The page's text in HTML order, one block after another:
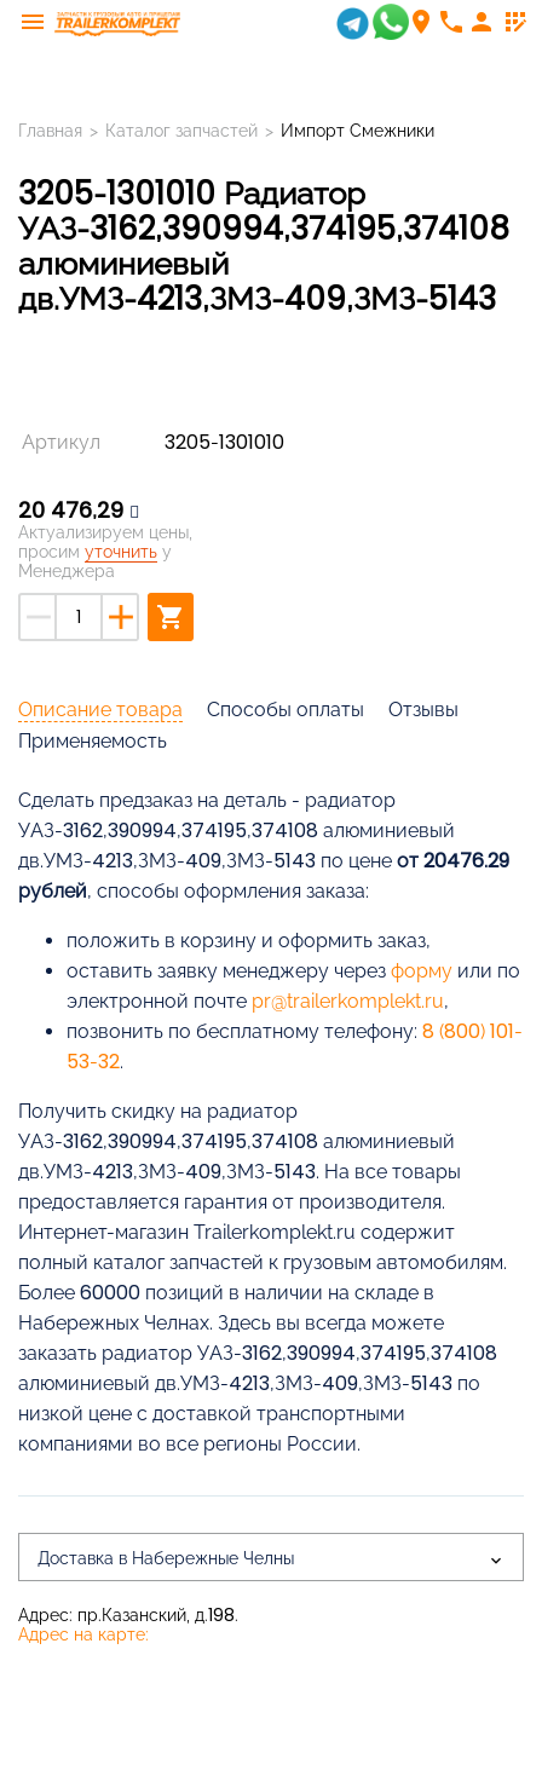
menu room phone person app_registration
Главная > Каталог запчастей > Импорт Смежники
3205-1301010 Радиатор
УАЗ-3162,390994,374195,374108
алюминиевый
дв.УМЗ-4213,ЗМЗ-409,ЗМЗ-5143
Артикул 3205-1301010
20 476,29
Актуализируем цены,
просим уточнить у
Менеджера
remove add shopping_cart
Описание товара Способы оплаты
Отзывы
Применяемость
Cделать предзаказ на деталь - радиатор
УАЗ-3162,390994,374195,374108 алюминиевый
дв.УМЗ-4213,ЗМЗ-409,ЗМЗ-5143 по цене от 20476.29
рублей, способы оформления заказа:
положить в корзину и оформить заказ,
оставить заявку менеджеру через форму или по
электронной почте pr@trailerkomplekt.ru,
позвонить по бесплатному телефону: 8 (800) 101-
53-32.
Получить скидку на радиатор
УАЗ-3162,390994,374195,374108 алюминиевый
дв.УМЗ-4213,ЗМЗ-409,ЗМЗ-5143. На все товары
предоставляется гарантия от производителя.
Интернет-магазин Trailerkomplekt.ru содержит
полный каталог запчастей к грузовым автомобилям.
Более 60000 позиций в наличии на складе в
Набережных Челнах. Здесь вы всегда можете
заказать радиатор УАЗ-3162,390994,374195,374108
алюминиевый дв.УМЗ-4213,ЗМЗ-409,ЗМЗ-5143 по
низкой цене с доставкой транспортными
компаниями во все регионы России.
Доставка в Набережные Челны
Адрес: пр.Казанский, д.198.
Адрес на карте: